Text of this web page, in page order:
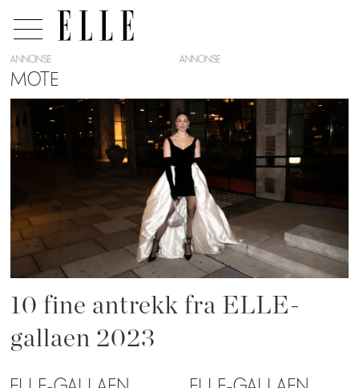
Tag:
ellegallaen2023
ANNONSE
MOTE
10 fine antrekk fra ELLE-
gallaen 2023